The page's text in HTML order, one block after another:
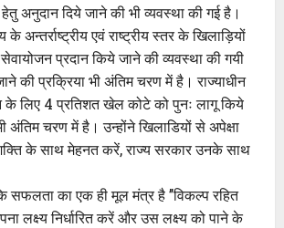
अनुदान दिये जाने की भी व्यवस्था की गई है।
के अन्तर्राष्ट्रीय एवं राष्ट्रीय स्तर के खिलाड़ियों
प्रदान किये जाने की व्यवस्था की गयी
की प्रक्रिया भी अंतिम चरण में है। राज्याधीन
लिए 4 प्रतिशत खेल कोटे को पुनः लागू किये
अंतिम चरण में है। उन्होंने खिलाडियों से अपेक्षा
के साथ मेहनत करें, राज्य सरकार उनके साथ
सफलता का एक ही मूल मंत्र है ’’विकल्प रहित
लक्ष्य निर्धारित करें और उस लक्ष्य को पाने के